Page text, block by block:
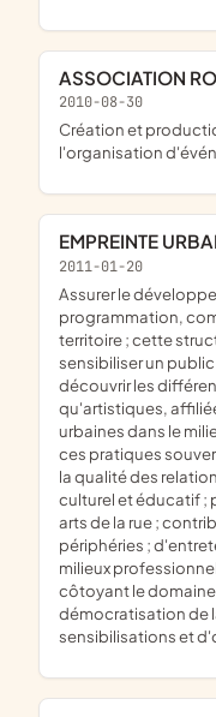
ASSOCIATION
2010-08-30
création et production audio-visuelle ainsi que
l'organisation
EMPREINTE
2011-01-20
assurer le développement des cultures urbaines ; gestion, l
programmation,
territoire ; cette
sensibiliser un
découvrir les
qu'artistiques,
urbaines dans le
ces pratiques
la qualité des
culturel et éducatif ;
arts de la rue ;
périphéries ;
milieux
côtoyant le domaine
démocratisation de
sensibilisations et